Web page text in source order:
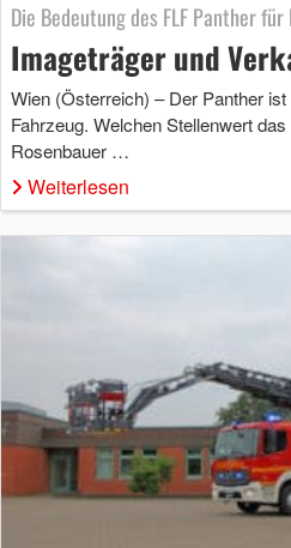
Die Bedeutung des FLF Panther
Imageträger und
Wien (Österreich) – Der Panther
Fahrzeug. Welchen Stellenwert
Rosenbauer …
Weiterlesen